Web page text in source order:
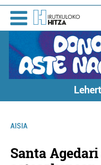
AISIA
Santa